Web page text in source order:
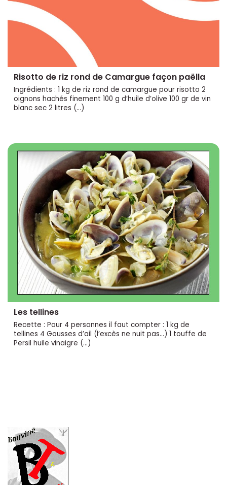
Risotto de riz rond de Camargue façon paëlla
Ingrédients : 1 kg de riz rond de camargue pour risotto 2
oignons hachés finement 100 g d’huile d’olive 100 gr de vin
blanc sec 2 litres (…)
Les tellines
Recette : Pour 4 personnes il faut compter : 1 kg de
tellines 4 Gousses d’ail (l’excès ne nuit pas...) 1 touffe de
Persil huile vinaigre (…)